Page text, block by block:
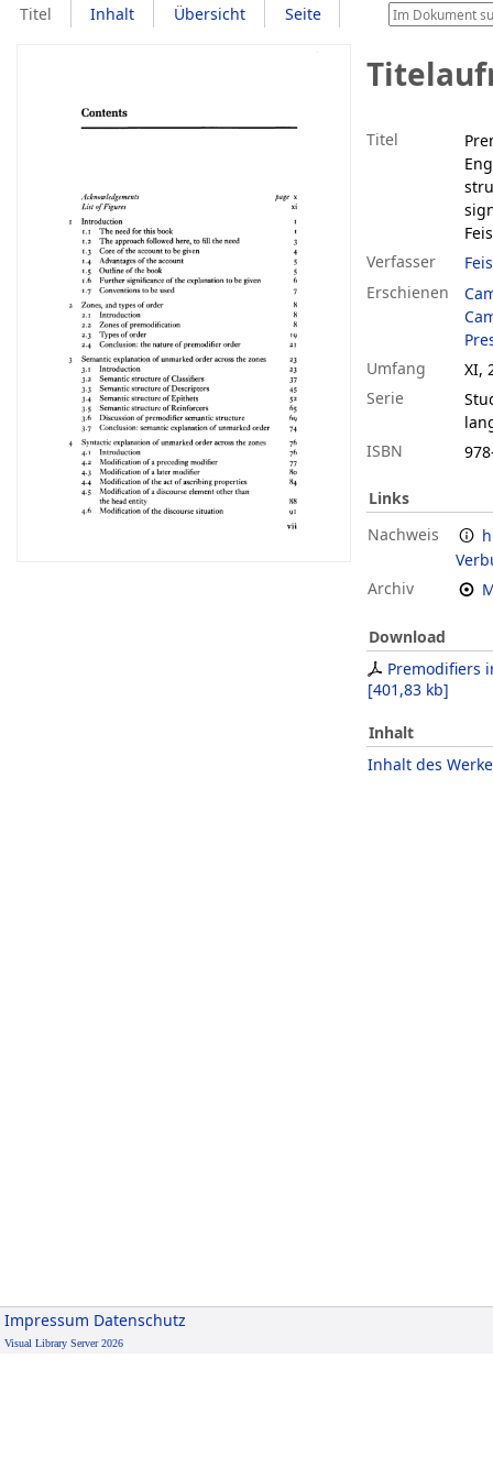
Titel Inhalt Übersicht Seite
Titel
Verfasser
Erschienen
Umfang
XI,
Serie
ISBN
Links
Nachweis
Archiv
Download
Premodifiers
[401,83 kb]
Inhalt
Inhalt des
Impressum Datenschutz
Visual Library Server 2026